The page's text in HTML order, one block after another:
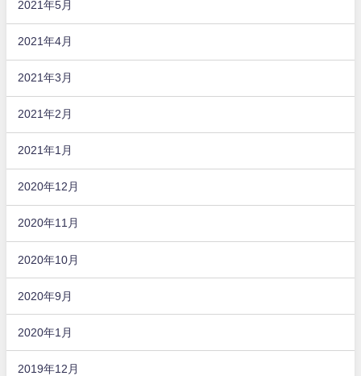
2021年5月
2021年4月
2021年3月
2021年2月
2021年1月
2020年12月
2020年11月
2020年10月
2020年9月
2020年1月
2019年12月